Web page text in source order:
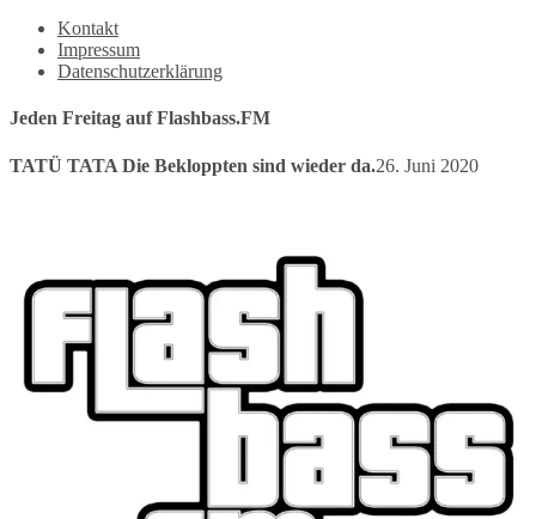
Kontakt
Impressum
Datenschutzerklärung
Jeden Freitag auf Flashbass.FM
TATÜ TATA Die Bekloppten sind wieder da.26. Juni 2020